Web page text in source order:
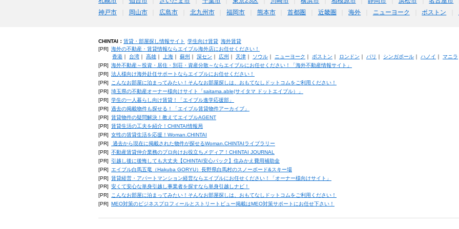
神戸市
岡山市 広島市 北九州市 福岡市 熊本市 首都圏 近畿圏 海外 ニューヨーク ボストン
CHINTAI： 賃貸・部屋探し情報サイト 学生向け賃貸 海外賃貸
[PR] 海外の不動産・賃貸情報ならエイブル海外店にお任せください！
香港｜ 台湾｜ 高雄｜ 上海｜ 蘇州 ｜ 深セン ｜ 広州 ｜ 天津｜ ソウル｜ ニューヨーク ｜ ボストン ｜ ロンドン ｜ パリ ｜ シンガポール｜ ハノイ ｜ マニラ
[PR] 海外不動産～投資・居住・別荘・資産分散～ならエイブルにお任せください！「海外不動産情報サイト」
[PR] 法人様向け海外赴任サポートならエイブルにお任せください！
[PR]
こんなお部屋に泊まってみたい！そんなお部屋探しは、おもてなしドットコムをご利用ください！
[PR] 埼玉県の不動産オーナー様向けサイト「saitama.able(サイタマ ドットエイブル）」
[PR] 学生の一人暮らし向け賃貸！「エイブル進学応援部」
[PR] 過去の掲載物件も探せる！「エイブル賃貸物件アーカイブ」
[PR] 賃貸物件の疑問解決！教えてエイブルAGENT
[PR] 賃貸生活の工夫を紹介！CHINTAI情報局
[PR] 女性の賃貸生活を応援！Woman.CHINTAI
[PR]
過去から現在に掲載された物件が探せるWoman.CHINTAIライブラリー
[PR] 不動産賃貸仲介業務のプロ向けお役立ちメディア！CHINTAI JOURNAL
[PR]
引越し後に後悔しても大丈夫【CHINTAI安心パック】住みかえ費用補助金
[PR]
エイブル白馬五竜（Hakuba GORYU）長野県白馬村のスノーボード&スキー場
[PR] 賃貸経営・アパートマンション経営ならエイブルにお任せください！「オーナー様向けサイト」
[PR] 安くて安心な単身引越し事業者を探すなら単身引越しナビ！
[PR]
こんなお部屋に泊まってみたい！そんなお部屋探しは、おもてなしドットコムをご利用ください！
[PR]
MEO対策のビジネスプロフィールとストリートビュー掲載はMEO対策サポートにお任せ下さい！